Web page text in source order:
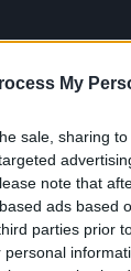
My
sale, sharing
note that
ads based
parties prior
San
en las